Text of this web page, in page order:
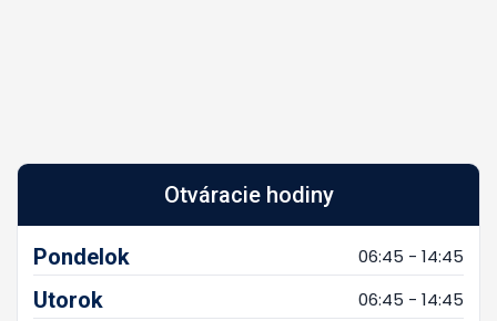
Otváracie hodiny
Pondelok 06:45 - 14:45
Utorok 06:45 - 14:45